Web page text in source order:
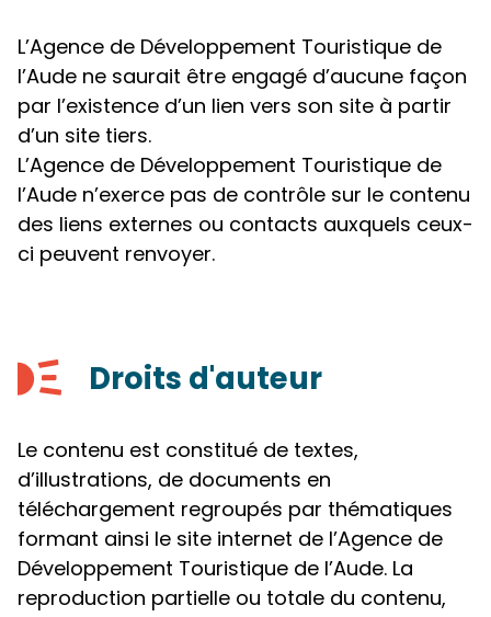
L’Agence de Développement Touristique de
l’Aude ne saurait être engagé d’aucune façon
par l’existence d’un lien vers son site à partir
d’un site tiers.
L’Agence de Développement Touristique de
l’Aude n’exerce pas de contrôle sur le contenu
des liens externes ou contacts auxquels ceux-
ci peuvent renvoyer.
Droits d'auteur
Le contenu est constitué de textes,
d’illustrations, de documents en
téléchargement regroupés par thématiques
formant ainsi le site internet de l’Agence de
Développement Touristique de l’Aude. La
reproduction partielle ou totale du contenu,